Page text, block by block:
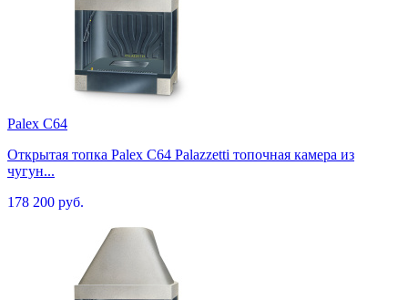
Palex C64
Открытая топка Palex C64 Palazzetti топочная камера из
чугун...
178 200 руб.